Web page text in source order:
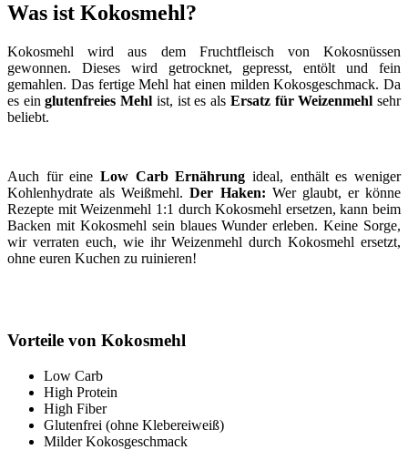
Was ist Kokosmehl?
Kokosmehl wird aus dem Fruchtfleisch von Kokosnüssen
gewonnen. Dieses wird getrocknet, gepresst, entölt und fein
gemahlen. Das fertige Mehl hat einen milden Kokosgeschmack. Da
es einglutenfreies Mehl ist, ist es als Ersatz für Weizenmehl sehr
beliebt.
Auch für eine Low Carb Ernährung ideal, enthält es weniger
Kohlenhydrate als Weißmehl.Der Haken: Wer glaubt, er könne
Rezepte mit Weizenmehl 1:1 durch Kokosmehl ersetzen, kann beim
Backen mit Kokosmehl sein blaues Wunder erleben. Keine Sorge,
wir verraten euch, wie ihr Weizenmehl durch Kokosmehl ersetzt,
ohne euren Kuchen zu ruinieren!
Vorteile von Kokosmehl
Low Carb
High Protein
High Fiber
Glutenfrei (ohne Klebereiweiß)
Milder Kokosgeschmack